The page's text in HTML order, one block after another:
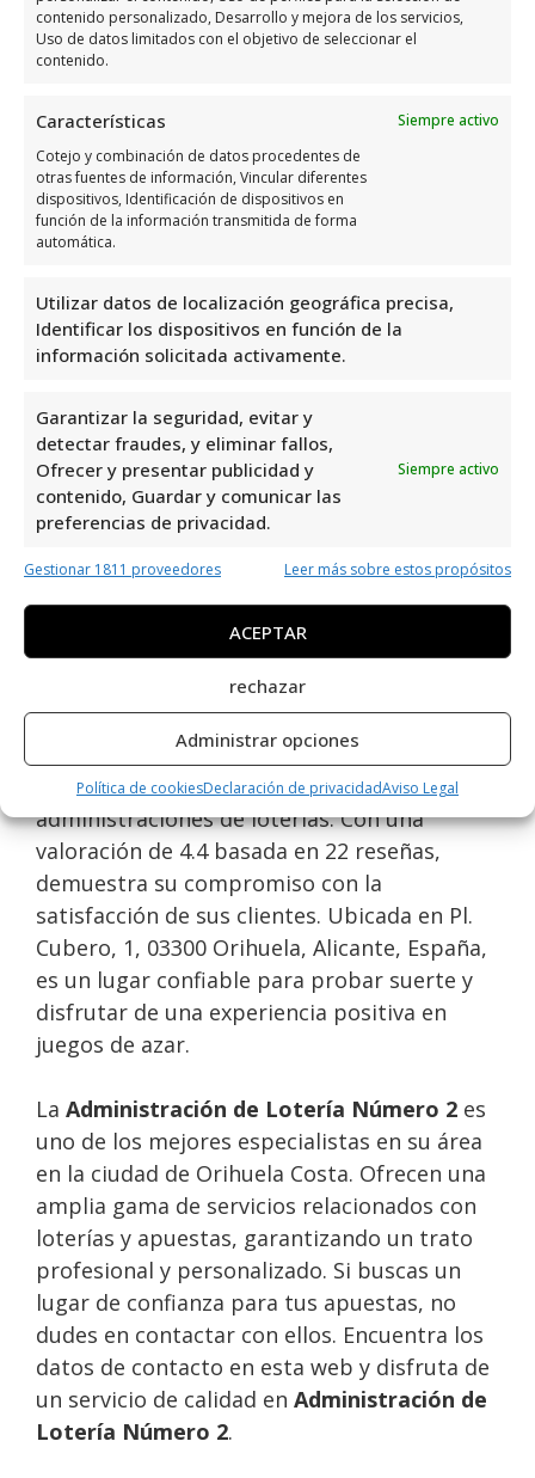
contenido personalizado, Desarrollo y mejora de los servicios,
Uso de datos limitados con el objetivo de seleccionar el
contenido.
Características
Siempre activo
Cotejo y combinación de datos procedentes de
otras fuentes de información, Vincular diferentes
dispositivos, Identificación de dispositivos en
función de la información transmitida de forma
automática.
Utilizar datos de localización geográfica precisa,
Identificar los dispositivos en función de la
información solicitada activamente.
Garantizar la seguridad, evitar y
detectar fraudes, y eliminar fallos,
Ofrecer y presentar publicidad y
contenido, Guardar y comunicar las
preferencias de privacidad.
Siempre activo
Gestionar 1811 proveedores Leer más sobre estos propósitos
ACEPTAR
rechazar
Administrar opciones
Política de cookiesDeclaración de privacidadAviso Legal
NúMero 2
Lunes
9:00 a 13:45 – 17:00
a 20:15
Martes
9:00 a 13:45 – 17:00
a 20:15
a 20:15
Jueves
9:00 a 13:45 – 17:00
Viernes
9:00 a 13:45 – 17:00
a 20:15
Sábado
9:30 a 13:30
Domingo
Opiniones y datos extra
sobre AdministracióN De
LoteríA NúMero 2
La Administración de Lotería Número 2 en
Orihuela Costa es reconocida por su
excelente servicio en el área de
administraciones de loterías. Con una
valoración de 4.4 basada en 22 reseñas,
demuestra su compromiso con la
satisfacción de sus clientes. Ubicada en Pl.
Cubero, 1, 03300 Orihuela, Alicante, España,
es un lugar confiable para probar suerte y
disfrutar de una experiencia positiva en
juegos de azar.
La Administración de Lotería Número 2 es
uno de los mejores especialistas en su área
en la ciudad de Orihuela Costa. Ofrecen una
amplia gama de servicios relacionados con
loterías y apuestas, garantizando un trato
profesional y personalizado. Si buscas un
lugar de confianza para tus apuestas, no
dudes en contactar con ellos. Encuentra los
datos de contacto en esta web y disfruta de
un servicio de calidad en Administración de
Lotería Número 2.